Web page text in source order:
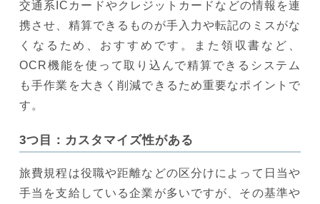
交通系ICカードやクレジットカードなどの情報を連
携させ、精算できるものが手入力や転記のミスがな
くなるため、おすすめです。また領収書など、
OCR機能を使って取り込んで精算できるシステム
も手作業を大きく削減できるため重要なポイントで
す。
3つ目：カスタマイズ性がある
旅費規程は役職や距離などの区分けによって日当や
手当を支給している企業が多いですが、その基準や